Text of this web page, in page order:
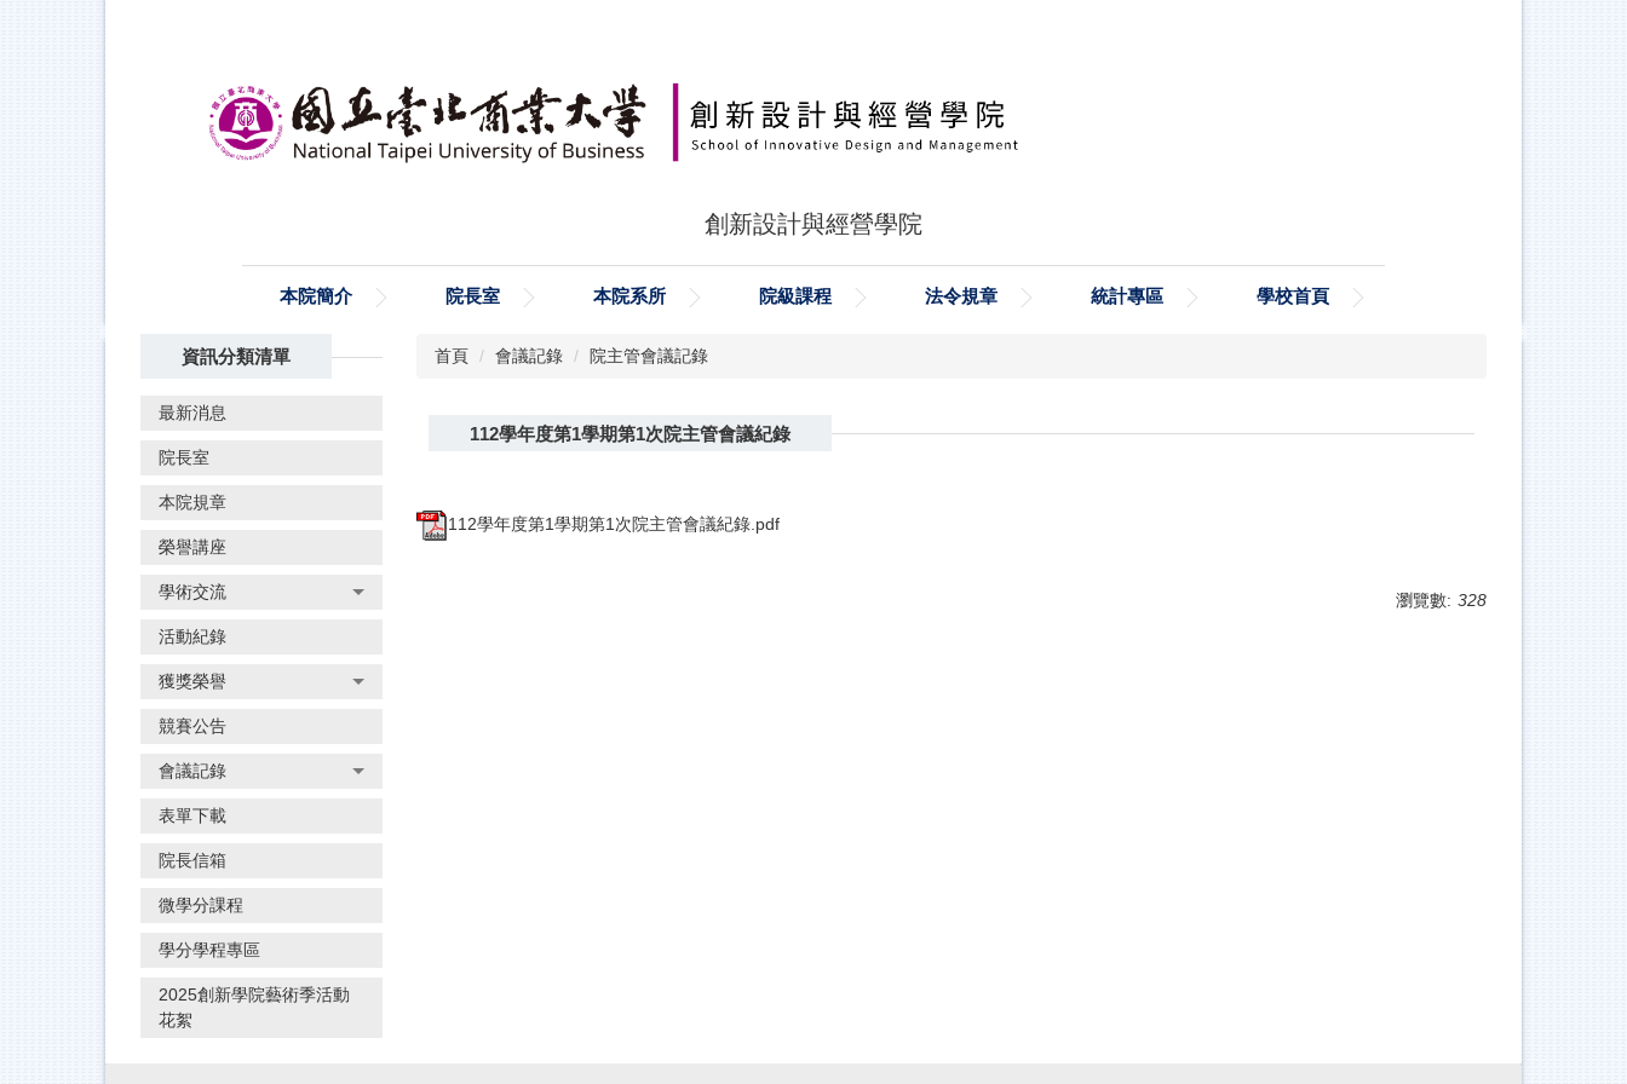
創新設計與經營學院
本院簡介 院長室 本院系所 院級課程 法令規章 統計專區 學校首頁
資訊分類清單
最新消息
院長室
本院規章
榮譽講座
學術交流
活動紀錄
獲獎榮譽
競賽公告
會議記錄
表單下載
院長信箱
微學分課程
學分學程專區
2025創新學院藝術季活動
花絮
首頁 會議記錄 院主管會議記錄
112學年度第1學期第1次院主管會議紀錄
112學年度第1學期第1次院主管會議紀錄.pdf
瀏覽數: 328